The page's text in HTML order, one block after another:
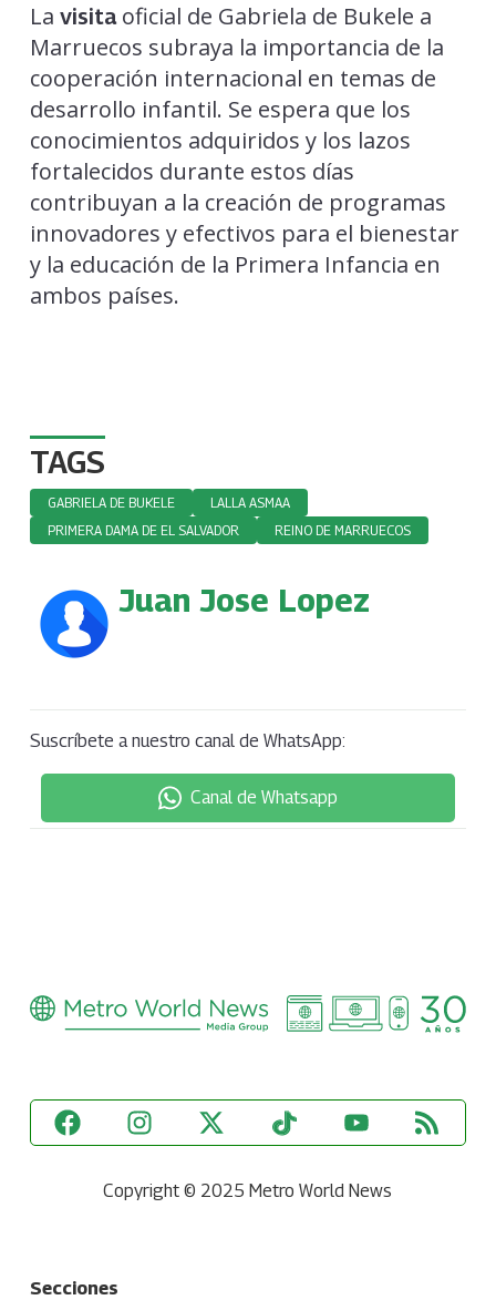
La visitaoficial de Gabriela de Bukele a
Marruecos subraya la importancia de la
cooperación internacional en temas de
desarrollo infantil. Se espera que los
conocimientos adquiridos y los lazos
fortalecidos durante estos días
contribuyan a la creación de programas
innovadores y efectivos para el bienestar
y la educación de la Primera Infancia en
ambos países.
TAGS
GABRIELA DE BUKELE
LALLA ASMAA
PRIMERA DAMA DE EL SALVADOR
REINO DE MARRUECOS
Juan Jose Lopez
Suscríbete a nuestro canal de WhatsApp:
Canal de Whatsapp
Copyright © 2025 Metro World News
Secciones